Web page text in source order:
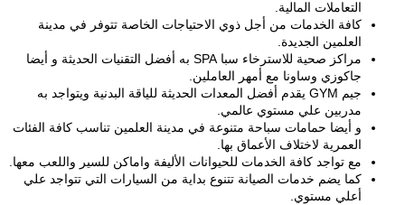
التعاملات المالية.
كافة الخدمات من أجل ذوي الاحتياجات الخاصة تتوفر في مدينة
العلمين الجديدة.
مراكز صحية للاسترخاء سبا SPA به أفضل التقنيات الحديثة و أيضا
جاكوزي وساونا مع أمهر العاملين.
جيم GYM يقدم أفضل المعدات الحديثة للياقة البدنية ويتواجد به
مدربين علي مستوي عالمي.
و أيضا حمامات سباحة متنوعة في مدينة العلمين تناسب كافة الفئات
العمرية لاختلاف الأعماق بها.
مع تواجد كافة الخدمات للحيوانات الأليفة واماكن للسير واللعب معها.
كما يضم خدمات الصيانة تتنوع بداية من السيارات التي تتواجد علي
أعلي مستوي.